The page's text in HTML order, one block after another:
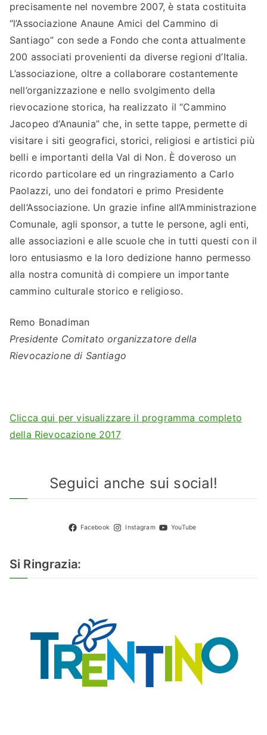
precisamente nel novembre 2007, è stata costituita
“l’Associazione Anaune Amici del Cammino di
Santiago” con sede a Fondo che conta attualmente
200 associati provenienti da diverse regioni d’Italia.
L’associazione, oltre a collaborare costantemente
nell’organizzazione e nello svolgimento della
rievocazione storica, ha realizzato il “Cammino
Jacopeo d’Anaunia” che, in sette tappe, permette di
visitare i siti geografici, storici, religiosi e artistici più
belli e importanti della Val di Non. È doveroso un
ricordo particolare ed un ringraziamento a Carlo
Paolazzi, uno dei fondatori e primo Presidente
dell’Associazione. Un grazie infine all’Amministrazione
Comunale, agli sponsor, a tutte le persone, agli enti,
alle associazioni e alle scuole che in tutti questi con il
loro entusiasmo e la loro dedizione hanno permesso
alla nostra comunità di compiere un importante
cammino culturale storico e religioso.
Remo Bonadiman
Presidente Comitato organizzatore della
Rievocazione di Santiago
Clicca qui per visualizzare il programma completo
della Rievocazione 2017
Seguici anche sui social!
Facebook Instagram YouTube
Si Ringrazia: